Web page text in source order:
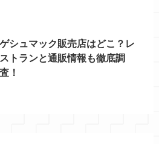
ゲシュマック販売店はどこ？レ
ストランと通販情報も徹底調
査！